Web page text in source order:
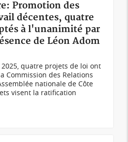
Promotion des
décentes, quatre
à l'unanimité par
de Léon Adom
quatre projets de loi ont
Commission des Relations
nationale de Côte
visent la ratification